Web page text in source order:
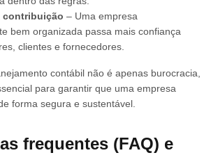
contribuição – Uma empresa
bem organizada passa mais confiança
clientes e fornecedores.
contábil não é apenas burocracia,
para garantir que uma empresa
forma segura e sustentável.
frequentes (FAQ) e